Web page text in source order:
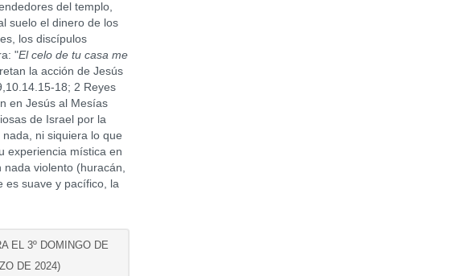
del templo,
suelo el dinero de los
los discípulos
"El celo de tu casa me
la acción de Jesús
18; 2 Reyes
en Jesús al Mesías
de Israel por la
ni siquiera lo que
experiencia mística en
violento (huracán,
es suave y pacífico, la
EL 3º DOMINGO DE
DE 2024)